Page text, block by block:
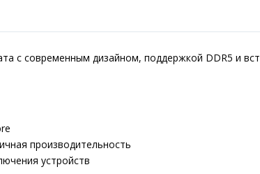
с современным дизайном, поддержкой DDR5 и
производительность
устройств